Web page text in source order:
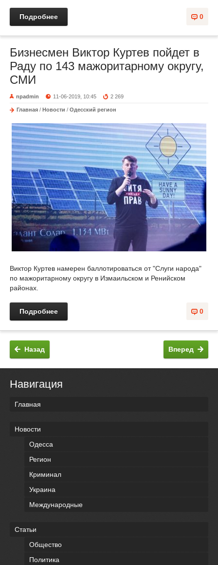
0
Подробнее
Бизнесмен Виктор Куртев пойдет в
Раду по 143 мажоритарному округу,
СМИ
npadmin 11-06-2019, 10:45 2 269
Главная / Новости / Одесский регион
Виктор Куртев намерен баллотироваться от "Слуги народа"
по мажоритарному округу в Измаильском и Ренийском
районах.
0
Подробнее
Вперед
Назад
Навигация
Главная
Новости
Одесса
Регион
Криминал
Украина
Международные
Статьи
Общество
Политика